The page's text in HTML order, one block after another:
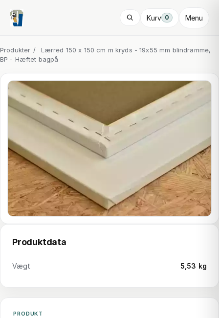
Kurv 0 Menu
Produkter /
Lærred 150 x 150 cm m kryds - 19x55 mm blindramme,
BP - Hæftet bagpå
Produktdata
Vægt 5,53 kg
PRODUKT